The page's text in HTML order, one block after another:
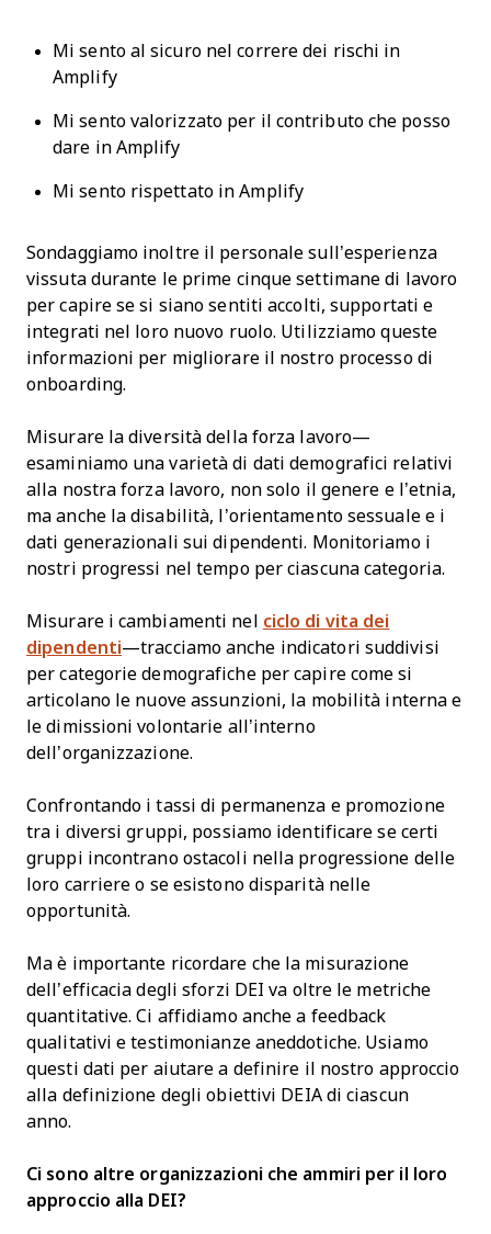
Mi sento al sicuro nel correre dei rischi in
Amplify
Mi sento valorizzato per il contributo che posso
dare in Amplify
Mi sento rispettato in Amplify
Sondaggiamo inoltre il personale sull’esperienza
vissuta durante le prime cinque settimane di lavoro
per capire se si siano sentiti accolti, supportati e
integrati nel loro nuovo ruolo. Utilizziamo queste
informazioni per migliorare il nostro processo di
onboarding.
Misurare la diversità della forza lavoro—
esaminiamo una varietà di dati demografici relativi
alla nostra forza lavoro, non solo il genere e l’etnia,
ma anche la disabilità, l’orientamento sessuale e i
dati generazionali sui dipendenti. Monitoriamo i
nostri progressi nel tempo per ciascuna categoria.
Misurare i cambiamenti nel ciclo di vita dei
dipendenti—tracciamo anche indicatori suddivisi
per categorie demografiche per capire come si
articolano le nuove assunzioni, la mobilità interna e
le dimissioni volontarie all’interno
dell’organizzazione.
Confrontando i tassi di permanenza e promozione
tra i diversi gruppi, possiamo identificare se certi
gruppi incontrano ostacoli nella progressione delle
loro carriere o se esistono disparità nelle
opportunità.
Ma è importante ricordare che la misurazione
dell’efficacia degli sforzi DEI va oltre le metriche
quantitative. Ci affidiamo anche a feedback
qualitativi e testimonianze aneddotiche. Usiamo
questi dati per aiutare a definire il nostro approccio
alla definizione degli obiettivi DEIA di ciascun
anno.
Ci sono altre organizzazioni che ammiri per il loro
approccio alla DEI?